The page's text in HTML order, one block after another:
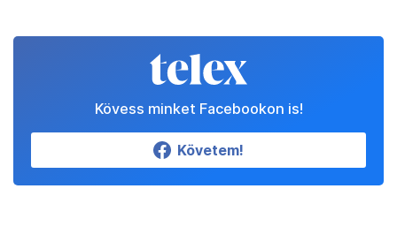
Kövess minket Facebookon is!
Követem!